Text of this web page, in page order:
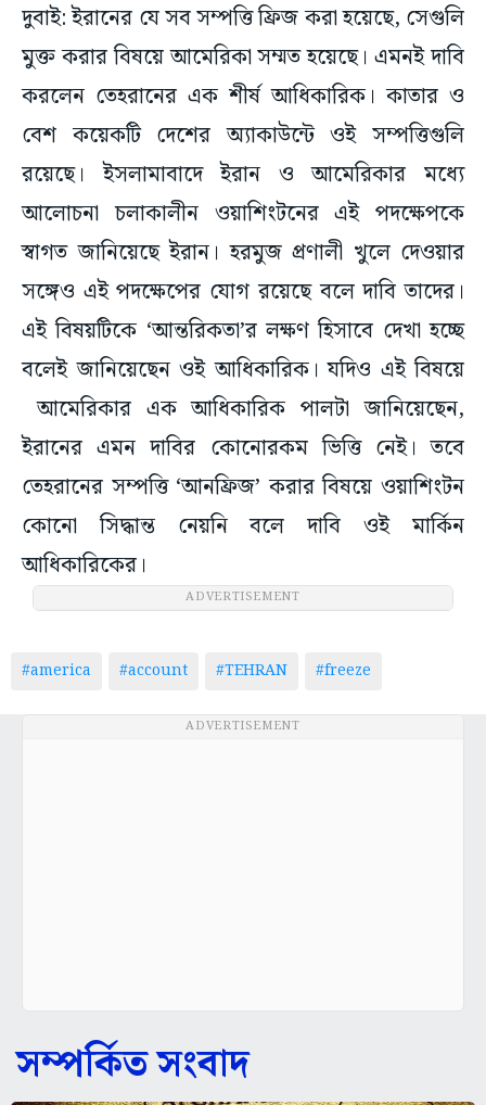
দুবাই: ইরানের যে সব সম্পত্তি ফ্রিজ করা হয়েছে, সেগুলি
মুক্ত করার বিষয়ে আমেরিকা সম্মত হয়েছে। এমনই দাবি
করলেন তেহরানের এক শীর্ষ আধিকারিক। কাতার ও
বেশ কয়েকটি দেশের অ্যাকাউন্টে ওই সম্পত্তিগুলি
রয়েছে। ইসলামাবাদে ইরান ও আমেরিকার মধ্যে
আলোচনা চলাকালীন ওয়াশিংটনের এই পদক্ষেপকে
স্বাগত জানিয়েছে ইরান। হরমুজ প্রণালী খুলে দেওয়ার
সঙ্গেও এই পদক্ষেপের যোগ রয়েছে বলে দাবি তাদের।
এই বিষয়টিকে ‘আন্তরিকতা’র লক্ষণ হিসাবে দেখা হচ্ছে
বলেই জানিয়েছেন ওই আধিকারিক। যদিও এই বিষয়ে
আমেরিকার এক আধিকারিক পালটা জানিয়েছেন,
ইরানের এমন দাবির কোনোরকম ভিত্তি নেই। তবে
তেহরানের সম্পত্তি ‘আনফ্রিজ’ করার বিষয়ে ওয়াশিংটন
কোনো সিদ্ধান্ত নেয়নি বলে দাবি ওই মার্কিন
আধিকারিকের।
ADVERTISEMENT
#america #account #TEHRAN #freeze
ADVERTISEMENT
সম্পর্কিত সংবাদ